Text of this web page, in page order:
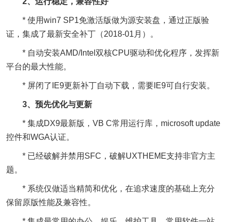
* 使用win7 SP1免激活版做为源安装盘，通过正版验
证，集成了最新安全补丁（2018-01月）。
* 自动安装AMD/Intel双核CPU驱动和优化程序，发挥新
平台的最大性能。
* 屏闭了IE9更新补丁自动下载，需要IE9可自行安装。
3、预先优化与更新
* 集成DX9最新版，VB C常用运行库，microsoft update
控件和WGA认证。
* 已经破解并禁用SFC，破解UXTHEME支持非官方主
题。
* 系统仅做适当精简和优化，在追求速度的基础上充分
保留原版性能及兼容性。